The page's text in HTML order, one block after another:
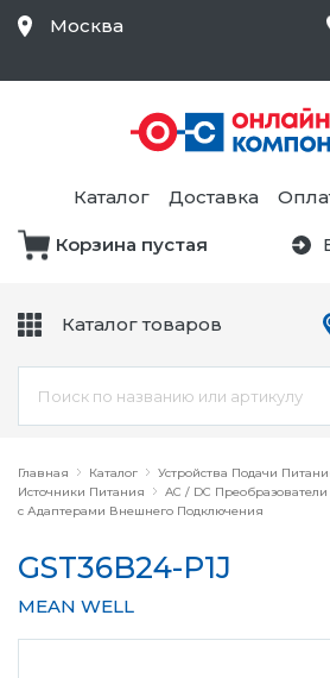
Главная Каталог
Устройства Подачи
Источники Питания
AC / DC Преобразователи
с Адаптерами Внешнего Подключения
GST36B24-P1J
MEAN WELL
Москва
Каталог Доставка
Корзина пустая
Каталог товаров
Средства Контроля
Статического
Электричества и
Безопасности,
Товары для Чистых
Цепи
Оборудование